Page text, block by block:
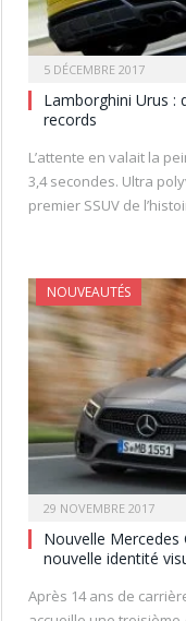
5 DÉCEMBRE 2017
Lamborghini Urus :
records
L’attente en valait la
3,4 secondes. Ultra
premier SSUV de
NOUVEAUTÉS
29 NOVEMBRE 2017
Nouvelle Mercedes
nouvelle identité
Après 14 ans de